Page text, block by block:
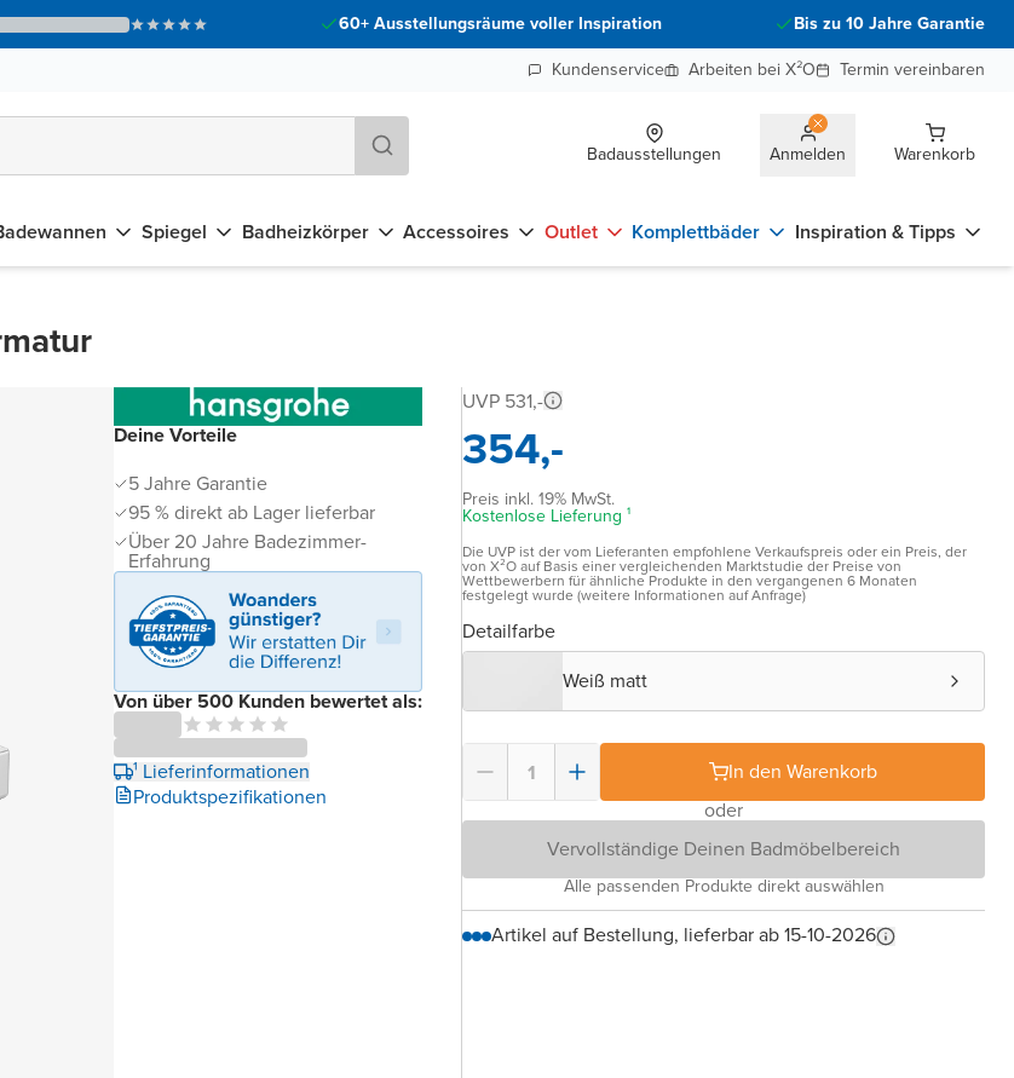
60+ Ausstellungsräume voller Inspiration
Bis zu 10 Jahre Garantie
Kundenservice
Arbeiten bei X²O Termin vereinbaren
Badausstellungen Anmelden Warenkorb
Spiegel Badheizkörper Accessoires Outlet Komplettbäder Inspiration & Tipps
Deine Vorteile
5 Jahre Garantie
95 % direkt ab Lager lieferbar
Über 20 Jahre Badezimmer-
Erfahrung
Von über 500 Kunden bewertet als:
¹ Lieferinformationen
Produktspezifikationen
UVP 531,-
354,-
Preis inkl. 19% MwSt.
Kostenlose Lieferung ¹
Die UVP ist der vom Lieferanten empfohlene Verkaufspreis oder ein Preis, der
von X²O auf Basis einer vergleichenden Marktstudie der Preise von
Wettbewerbern für ähnliche Produkte in den vergangenen 6 Monaten
festgelegt wurde (weitere Informationen auf Anfrage)
Detailfarbe
Weiß matt
In den Warenkorb
oder
Vervollständige Deinen Badmöbelbereich
Alle passenden Produkte direkt auswählen
Artikel auf Bestellung, lieferbar ab 15-10-2026